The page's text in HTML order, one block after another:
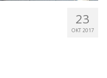
23
OKT 2017